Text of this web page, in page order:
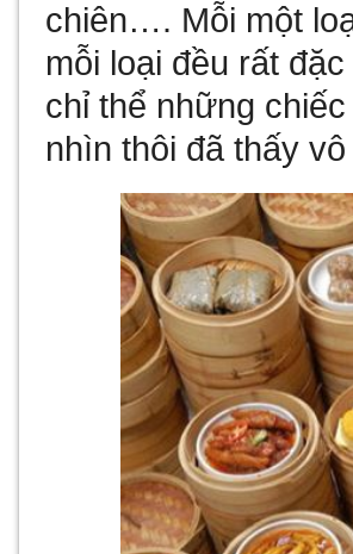
chiên…. Mỗi một
mỗi loại đều rất
chỉ thể những
nhìn thôi đã thấy